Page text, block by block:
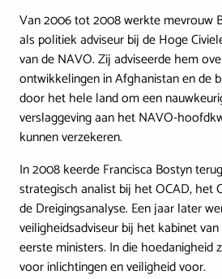
Van 2006 tot 2008 werkte mevrouw
als politiek adviseur bij de Hoge
van de NAVO. Zij adviseerde hem
ontwikkelingen in Afghanistan en de
door het hele land om een
verslaggeving aan het NAVO-
kunnen verzekeren.
In 2008 keerde Francisca Bostyn
strategisch analist bij het OCAD, het
de Dreigingsanalyse. Een jaar later
veiligheidsadviseur bij het kabinet
eerste ministers. In die hoedanigheid
voor inlichtingen en veiligheid voor.